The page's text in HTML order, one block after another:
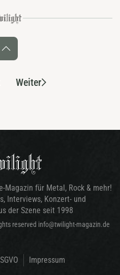
Weiter
Magazin für Metal, Rock & mehr!
Interviews, Konzert- und
der Szene seit 1998
reserved info@twilight-magazin.de
Impressum